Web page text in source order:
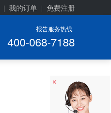
我的订单 免费注册
报告服务热线
400-068-7188
×